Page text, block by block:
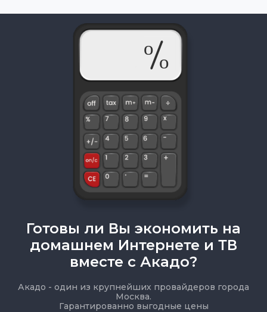
Готовы ли Вы экономить на
домашнем Интернете и ТВ
вместе с Акадо?
Акадо - один из крупнейших провайдеров города
Москва.
Гарантированно выгодные цены